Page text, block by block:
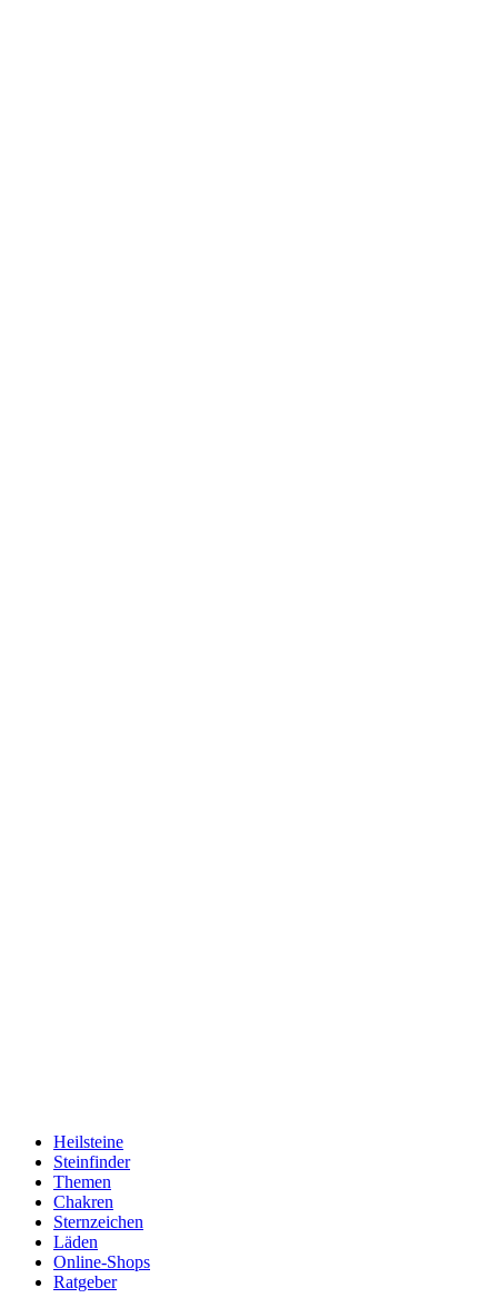
Heilsteine
Steinfinder
Themen
Chakren
Sternzeichen
Läden
Online-Shops
Ratgeber